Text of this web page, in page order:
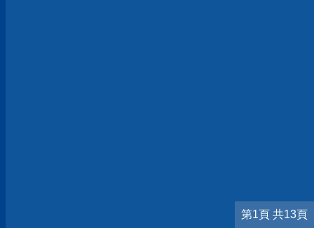
第1頁 共13頁